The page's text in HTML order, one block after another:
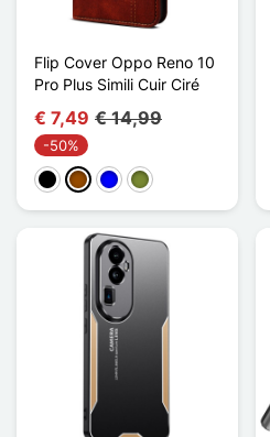
Flip Cover Oppo Reno 10
Pro Plus Simili Cuir Ciré
€ 7,49 € 14,99
-50%
ZwartBruinBlauwKhaki